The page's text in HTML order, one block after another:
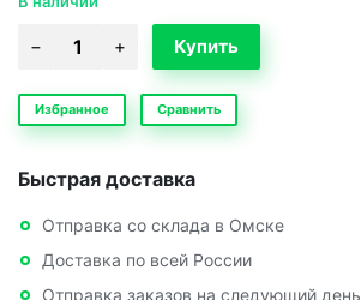
Избранное Сравнить
Быстрая доставка
Отправка со склада в Омске
Доставка по всей России
Отправка заказов на следующий день